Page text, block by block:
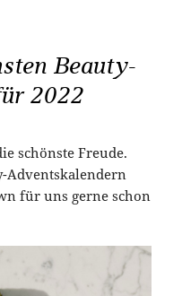
Beauty-
2022
schönste Freude.
Adventskalendern
für uns gerne schon